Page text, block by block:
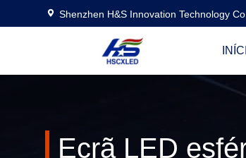
Shenzhen H&S Innovation Technology
Ecrã LED